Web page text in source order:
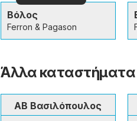
δω
Βόλος
Ferron & Pagason
Άλλα καταστήματα
ΑΒ Βασιλόπουλος